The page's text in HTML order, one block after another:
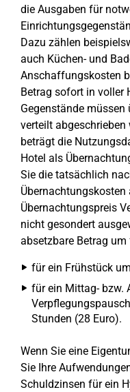
die Ausgaben für
Dazu zählen
auch Küchen- und
Anschaffungskosten
Betrag sofort in voller
Gegenstände müssen
verteilt abgeschrieben
beträgt die
Hotel als
Sie die tatsächlich
Übernachtungskosten
Übernachtungspreis
nicht gesondert
absetzbare Betrag
für ein Frühstück
für ein Mittag- bzw.
Stunden (28 Euro).
Wenn Sie eine
Sie Ihre
Schuldzinsen für ein